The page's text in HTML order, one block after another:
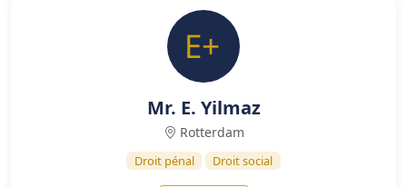
Mr. E. Yilmaz
Rotterdam
Droit pénal Droit social